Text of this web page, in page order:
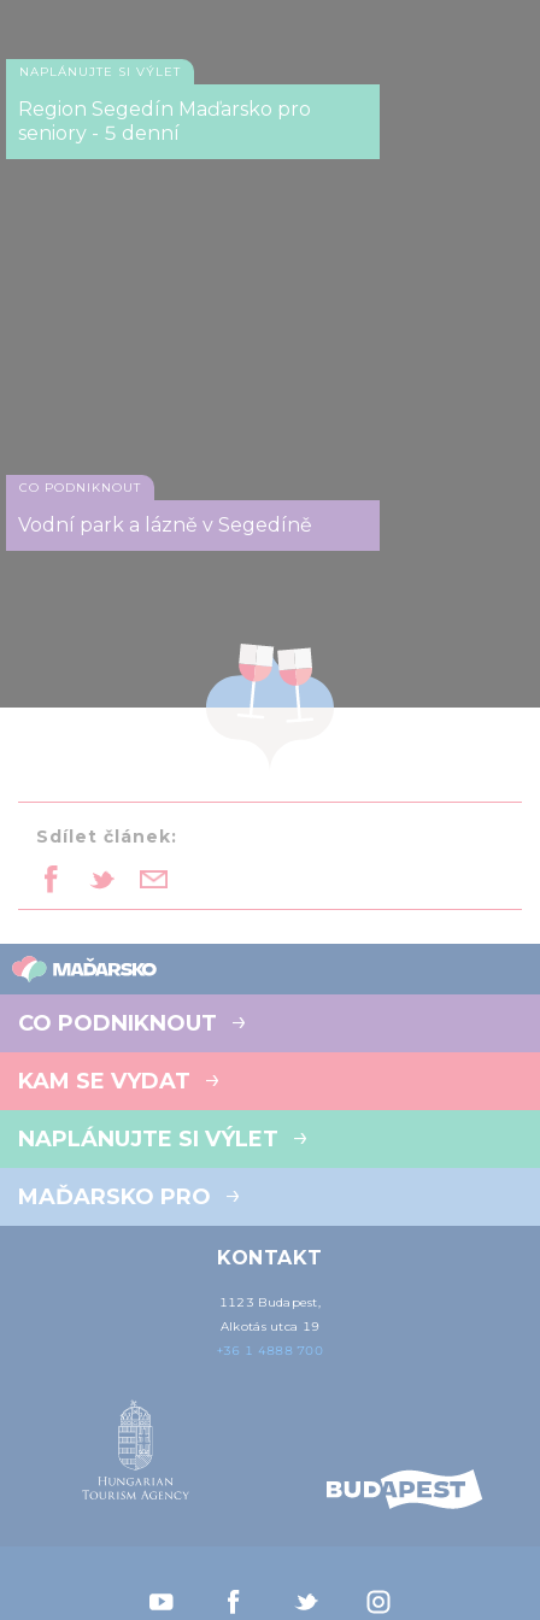
NAPLÁNUJTE SI VÝLET
Region Segedín Maďarsko pro
seniory - 5 denní
CO PODNIKNOUT
Vodní park a lázně v Segedíně
Sdílet článek:
CO PODNIKNOUT
KAM SE VYDAT
NAPLÁNUJTE SI VÝLET
MAĎARSKO PRO
KONTAKT
1123 Budapest,
Alkotás utca 19
+36 1 4888 700